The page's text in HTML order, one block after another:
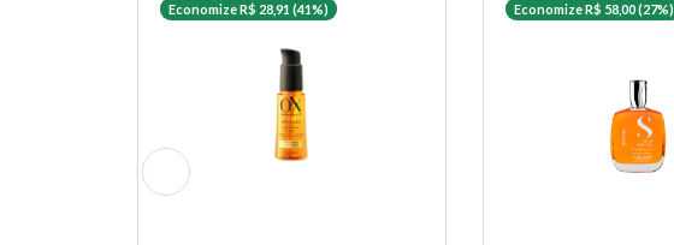
Economize R$ 28,91 (41%) Economize R$ 58,00 (27%)